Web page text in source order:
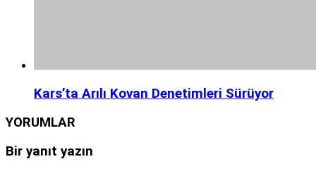
Kars’ta Arılı Kovan Denetimleri Sürüyor
YORUMLAR
Bir yanıt yazın